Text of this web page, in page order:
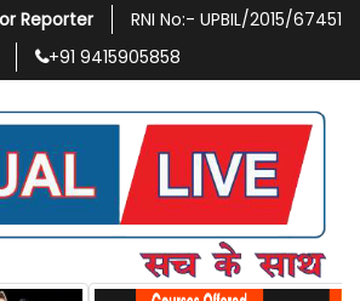
Reporter RNI No:- UPBIL/2015/67451
+91 9415905858